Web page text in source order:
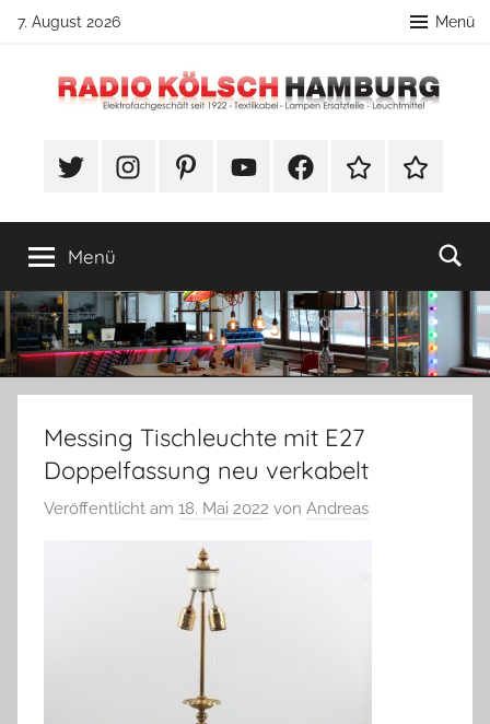
Zum
springen
7. August 2026 Menü
Radio
Hamburg
Lampenbau
#TwitterInstagramPinterestYouTubeFacebookTikTok Webshop
Menü
Messing Tischleuchte mit E27
Doppelfassung neu verkabelt
Veröffentlicht am 18. Mai 2022 von Andreas